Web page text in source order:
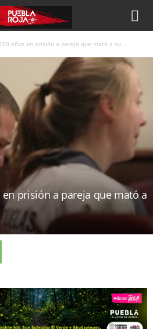
años en prisión a pareja que mató a su...
en prisión a pareja que mató a